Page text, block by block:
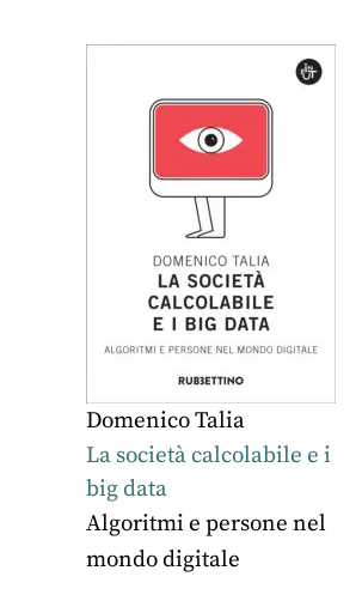
Domenico Talia
La società calcolabile e i
big data
Algoritmi e persone nel
mondo digitale